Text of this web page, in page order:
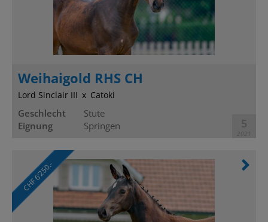
Weihaigold RHS CH
Lord Sinclair III Catoki
Geschlecht
Stute
Eignung
Springen 5
CHF 6’250.-